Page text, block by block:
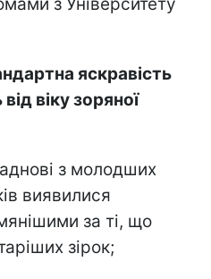
яскравість
віку зоряної
з молодших
виявилися
за ті, що
зірок;